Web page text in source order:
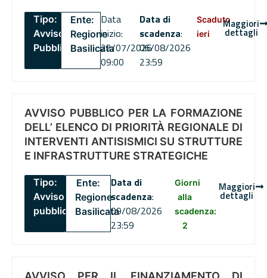
Tipo:
Avviso
Pubblico
Ente:
Regione
Basilicata
Data
inizio:
22/07/2026
09:00
Data di
scadenza:
06/08/2026
23:59
Scaduto
ieri
Maggiori
dettagli
AVVISO PUBBLICO PER LA FORMAZIONE
DELL’ ELENCO DI PRIORITÀ REGIONALE DI
INTERVENTI ANTISISMICI SU STRUTTURE
E INFRASTRUTTURE STRATEGICHE
Tipo:
Avviso
pubblico
Ente:
Regione
Basilicata
Data di
scadenza:
09/08/2026
23:59
Giorni
alla
scadenza:
2
Maggiori
dettagli